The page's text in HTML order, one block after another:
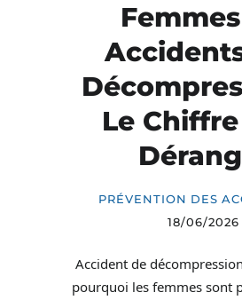
Le
PRÉVENTION DES
18/06/2026
Accident de
pourquoi les femmes sont